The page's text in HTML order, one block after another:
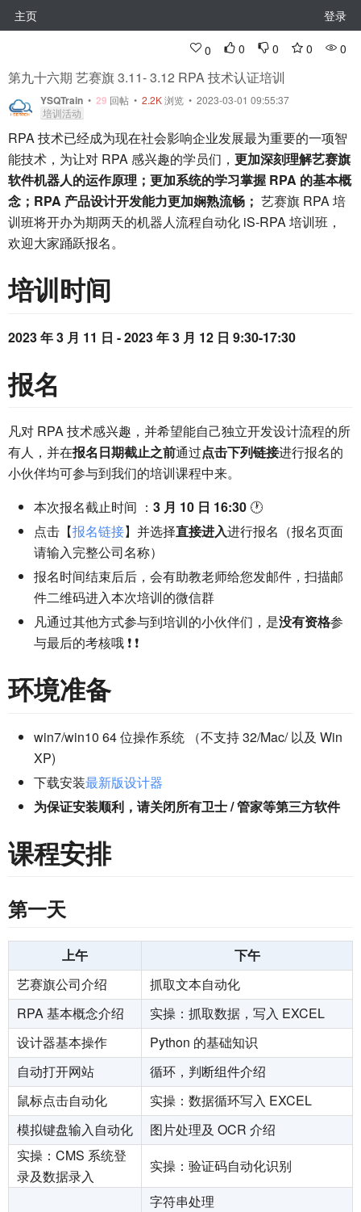
主页 登录
0 0 0 0 0
第九十六期 艺赛旗 3.11- 3.12 RPA 技术认证培训
YSQTrain • 29 回帖 • 2.2K浏览 • 2023-03-01 09:55:37
培训活动
RPA 技术已经成为现在社会影响企业发展最为重要的一项智
能技术，为让对 RPA 感兴趣的学员们， 更加深刻理解艺赛旗
软件机器人的运作原理；更加系统的学习掌握 RPA 的基本概
念；RPA 产品设计开发能力更加娴熟流畅； 艺赛旗 RPA 培
训班将开办为期两天的机器人流程自动化 iS-RPA 培训班，
欢迎大家踊跃报名。
培训时间
2023 年 3 月 11 日 - 2023 年 3 月 12 日 9:30-17:30
报名
凡对 RPA 技术感兴趣，并希望能自己独立开发设计流程的所
有人，并在报名日期截止之前通过点击下列链接进行报名的
小伙伴均可参与到我们的培训课程中来。
本次报名截止时间 ： 3 月 10 日 16:30 🕐
点击【报名链接】并选择直接进入进行报名（报名页面
请输入完整公司名称）
报名时间结束后后，会有助教老师给您发邮件，扫描邮
件二维码进入本次培训的微信群
凡通过其他方式参与到培训的小伙伴们，是没有资格参
与最后的考核哦 ❗ ❗
环境准备
win7/win10 64 位操作系统 （不支持 32/Mac/ 以及 Win
XP)
下载安装最新版设计器
为保证安装顺利，请关闭所有卫士 / 管家等第三方软件
课程安排
第一天
上午
下午
艺赛旗公司介绍
抓取文本自动化
RPA 基本概念介绍
实操：抓取数据，写入 EXCEL
设计器基本操作
Python 的基础知识
自动打开网站
循环，判断组件介绍
鼠标点击自动化
实操：数据循环写入 EXCEL
模拟键盘输入自动化
图片处理及 OCR 介绍
实操：CMS 系统登
录及数据录入
实操：验证码自动化识别
字符串处理